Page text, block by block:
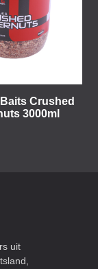
Crushed
3000ml
uit